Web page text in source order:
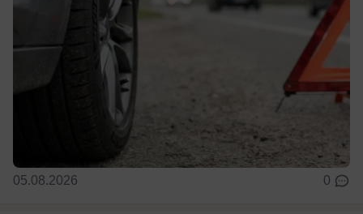
05.08.2026 0